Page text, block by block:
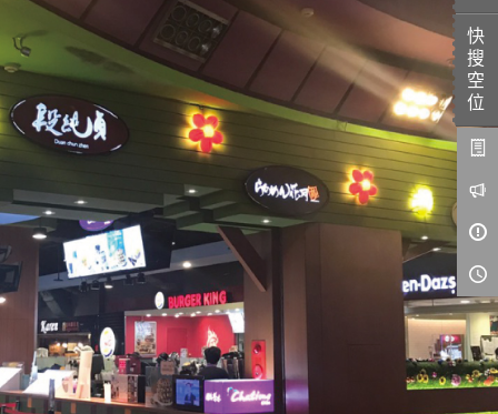
快
搜
空
位
TITAN SCREEN
MUCROWN
IMAX
4DX
VR 演唱會
AD口述影像
LIVE演唱會
影城餐飲
UNICORN
影城公告
影城活動